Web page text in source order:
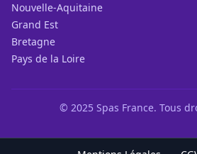
Nouvelle-Aquitaine
Grand Est
Bretagne
Pays de la Loire
© 2025 Spas France. Tous